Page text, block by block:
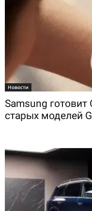
Новости
Samsung готовит
старых моделей